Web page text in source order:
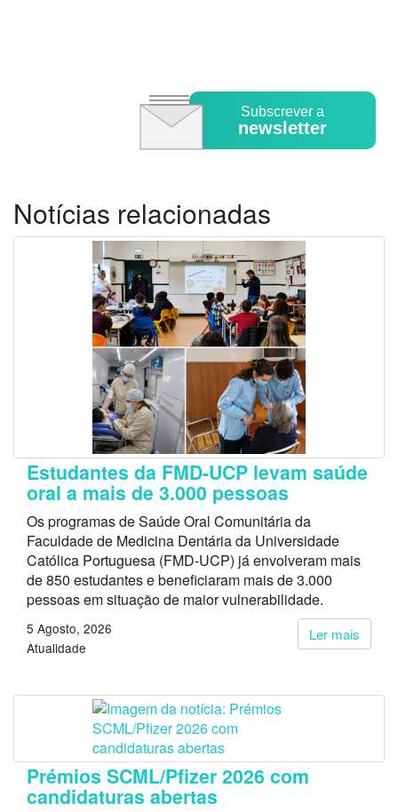
Subscrever a
newsletter
Notícias relacionadas
Estudantes da FMD-UCP levam saúde
oral a mais de 3.000 pessoas
Os programas de Saúde Oral Comunitária da
Faculdade de Medicina Dentária da Universidade
Católica Portuguesa (FMD-UCP) já envolveram mais
de 850 estudantes e beneficiaram mais de 3.000
pessoas em situação de maior vulnerabilidade.
Ler mais
5 Agosto, 2026
Atualidade
Prémios SCML/Pfizer 2026 com
candidaturas abertas